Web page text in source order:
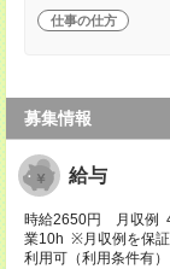
仕事の仕方
募集情報
給与
時給2650円 月収例
業10h ※月収例を保
利用可（利用条件有）